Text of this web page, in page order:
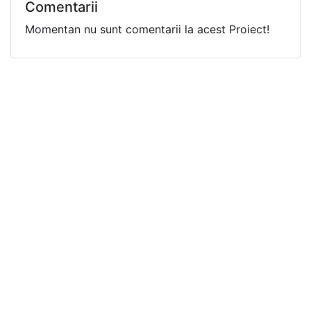
Comentarii
Momentan nu sunt comentarii la acest Proiect!